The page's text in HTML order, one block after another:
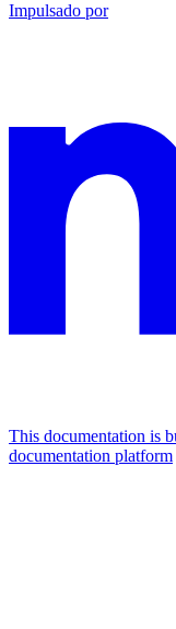
Impulsado por
This documentation is
documentation platform